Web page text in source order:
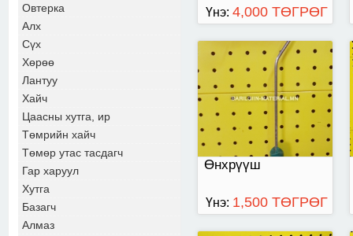
Овтерка
Алх
Сүх
Хөрөө
Лантуу
Хайч
Цаасны хутга, ир
Төмрийн хайч
Төмөр утас тасдагч
Гар харуул
Хутга
Базагч
Алмаз
Үнэ: 4,000 ТӨГРӨГ
Өнхрүүш
Үнэ: 1,500 ТӨГРӨГ
порлон өнхрүүш